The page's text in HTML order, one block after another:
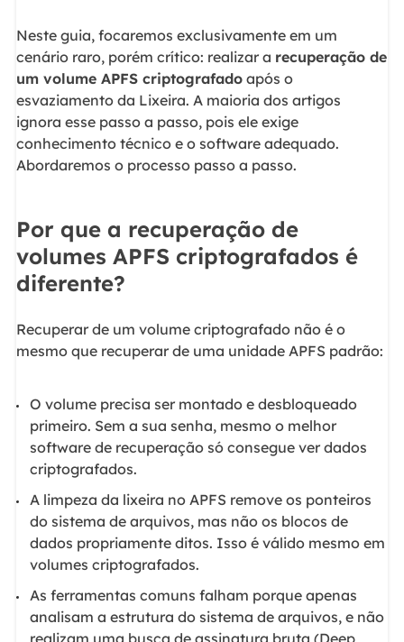
Neste guia, focaremos exclusivamente em um
cenário raro, porém crítico: realizar a recuperação de
um volume APFS criptografadoapós o
esvaziamento da Lixeira. A maioria dos artigos
ignora esse passo a passo, pois ele exige
conhecimento técnico e o software adequado.
Abordaremos o processo passo a passo.
Por que a recuperação de
volumes APFS criptografados é
diferente?
Recuperar de um volume criptografado não é o
mesmo que recuperar de uma unidade APFS padrão:
O volume precisa ser montado e desbloqueado
primeiro. Sem a sua senha, mesmo o melhor
software de recuperação só consegue ver dados
criptografados.
A limpeza da lixeira no APFS remove os ponteiros
do sistema de arquivos, mas não os blocos de
dados propriamente ditos. Isso é válido mesmo em
volumes criptografados.
As ferramentas comuns falham porque apenas
analisam a estrutura do sistema de arquivos, e não
realizam uma busca de assinatura bruta (Deep